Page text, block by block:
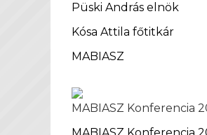
Püski András elnök
Kósa Attila főtitkár
MABIASZ
MABIASZ Konferencia